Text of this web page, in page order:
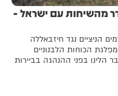
מהשיחות עם ישראל -
הניציים נגד חיזבאללה
הכוחות הלבנוניים
הלינו בפני ההנהגה בביירות